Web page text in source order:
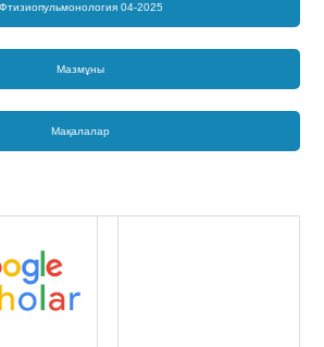
Фтизиопульмонология 04-2025
Мазмұны
Мақалалар